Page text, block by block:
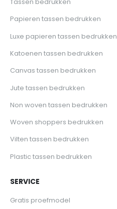
Papieren tassen bedrukken
Luxe papieren tassen bedrukken
Katoenen tassen bedrukken
Canvas tassen bedrukken
Jute tassen bedrukken
Non woven tassen bedrukken
Woven shoppers bedrukken
Vilten tassen bedrukken
Plastic tassen bedrukken
SERVICE
Gratis proefmodel